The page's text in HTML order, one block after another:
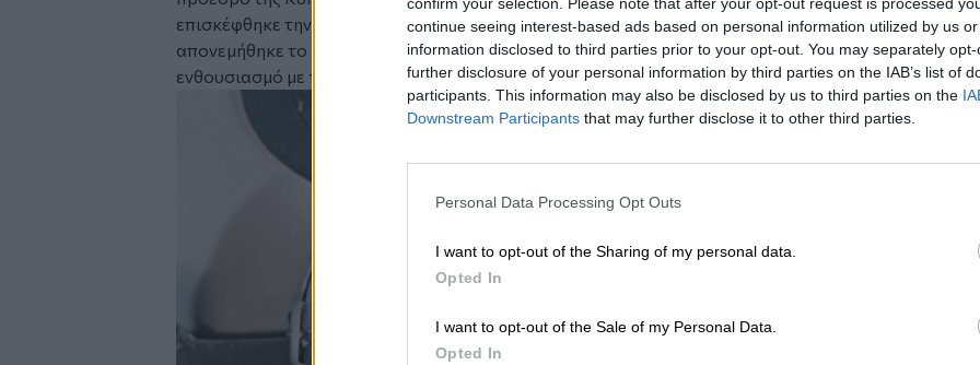
continue seeing interest-based ads based on personal information utilized by us
information disclosed to third parties prior to your opt-out. You may separately
further disclosure of your personal information by third parties on the IAB’s list of
participants. This information may also be disclosed by us to third parties on the
Downstream Participants that may further disclose it to other third parties.
Personal Data Processing Opt Outs
I want to opt-out of the Sharing of my personal data.
Opted In
I want to opt-out of the Sale of my Personal Data.
Opted In
επισκέφθηκε την Αμμόχωστο και τη Λεμεσό. Στη Λεμεσό, μάλιστα, του
απονεμήθηκε το ασημένιο κλειδί της πόλης — μια τιμή που σφράγιζε τον
ενθουσιασμό με τον οποίο τον υποδέχθηκε το νησί.